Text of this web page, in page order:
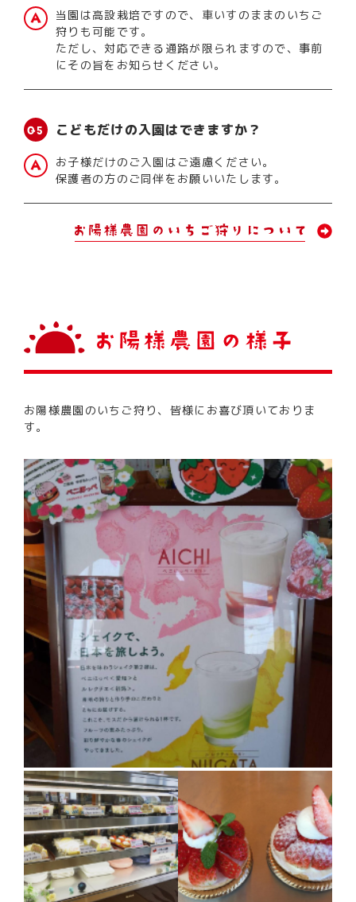
当園は高設栽培ですので、車いすのままのいちご
狩りも可能です。
ただし、対応できる通路が限られますので、事前
にその旨をお知らせください。
こどもだけの入園はできますか？
お子様だけのご入園はご遠慮ください。
保護者の方のご同伴をお願いいたします。
お陽様農園のいちご狩り、皆様にお喜び頂いておりま
す。